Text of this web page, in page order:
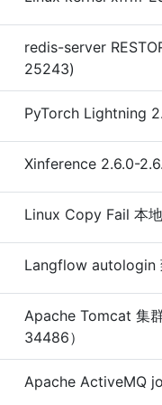
redis-server
25243)
PyTorch Lightning
Xinference 2.6.0-
Linux Copy Fail 本
Langflow autologin
Apache Tomcat 集
34486）
Apache ActiveMQ